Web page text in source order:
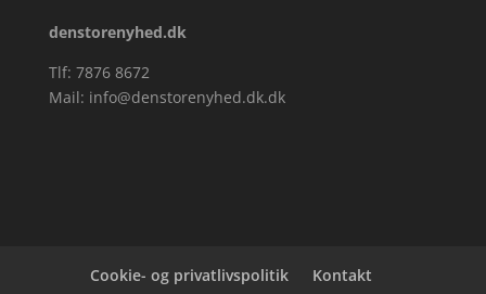
denstorenyhed.dk
Tlf: 7876 8672
Mail: info@denstorenyhed.dk.dk
Cookie- og privatlivspolitik Kontakt